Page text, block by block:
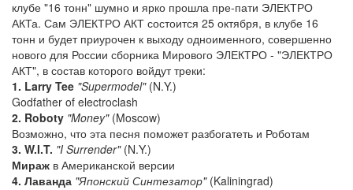
клубе "16 тонн" шумно и ярко прошла пре-пати ЭЛЕКТРО
АКТа. Сам ЭЛЕКТРО АКТ состоится 25 октября, в клубе 16
тонн и будет приурочен к выходу одноименного, совершенно
нового для России сборника Мирового ЭЛЕКТРО - "ЭЛЕКТРО
АКТ", в состав которого войдут треки:
1. Larry Tee "Supermodel"(N.Y.)
Godfather of electroclash
2. Roboty "Money"(Moscow)
Возможно, что эта песня поможет разбогатеть и Роботам
3. W.I.T. "I Surrender"(N.Y.)
Мираж в Американской версии
4. Лаванда "Японский Синтезатор"(Kaliningrad)